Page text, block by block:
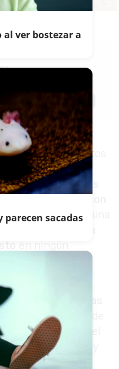
como faneca o
más discretos
andaluzas. Este
días en las orillas
en la arena con
sobresalir apenas una
Un bañista
en ningún
son las
la parte superior de
por accidente, el
un dolor intenso y
ver bostezar a
parecen sacadas